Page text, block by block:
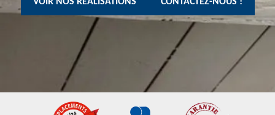
VOIR NOS RÉALISATIONS CONTACTEZ-NOUS !